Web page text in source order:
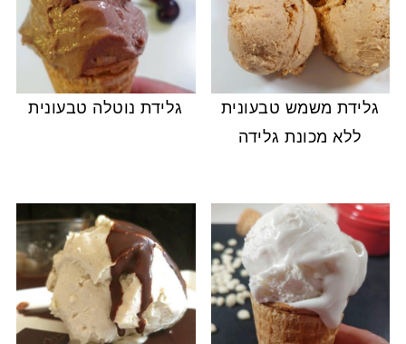
גלידת משמש טבעונית
ללא מכונת גלידה
גלידת נוטלה טבעונית